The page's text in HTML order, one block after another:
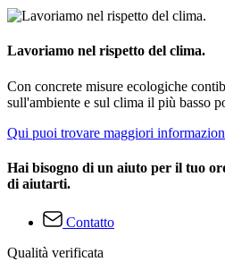
Lavoriamo nel rispetto del clima.
Con concrete misure ecologiche
sull'ambiente e sul clima il più basso
Qui puoi trovare maggiori
Hai bisogno di un aiuto per il tuo
di aiutarti.
Contatto
Qualità verificata